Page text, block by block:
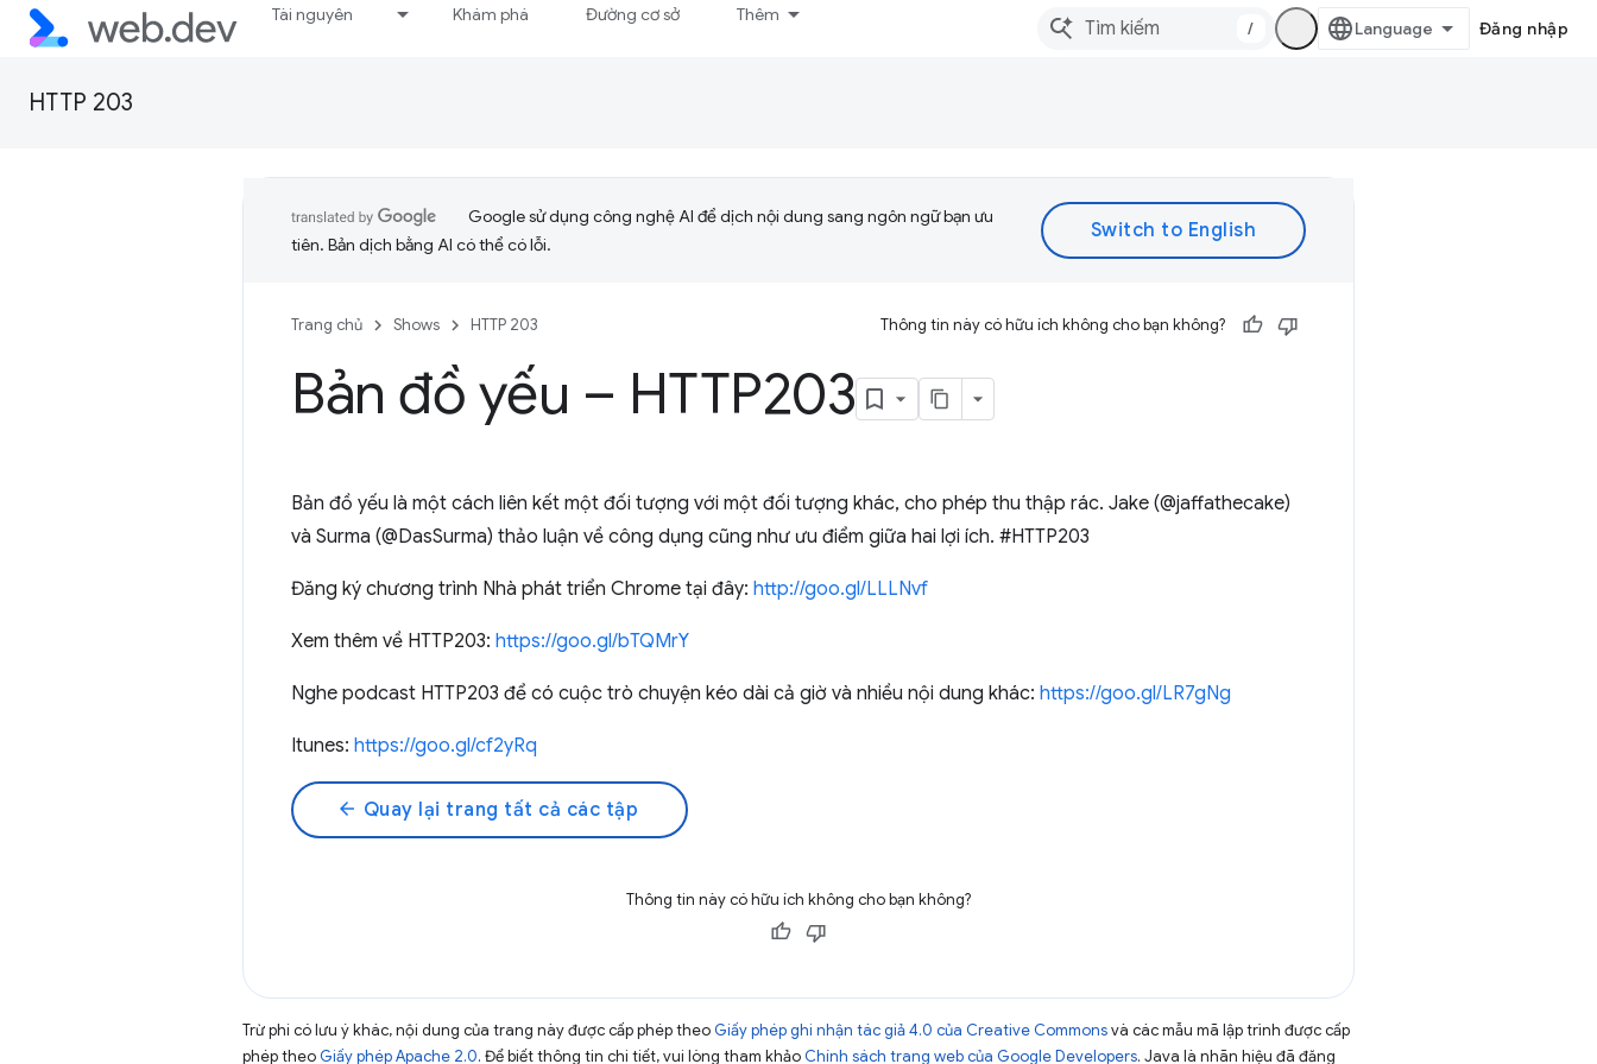
Tài nguyên Khám phá Đường cơ sở Thêm
/ Đăng nhập
HTTP 203
Google sử dụng công nghệ AI để dịch nội dung sang ngôn ngữ bạn ưu
tiên. Bản dịch bằng AI có thể có lỗi.
Trang chủ Shows HTTP 203 Thông tin này có hữu ích không cho bạn không?
Bản đồ yếu – HTTP203
Bản đồ yếu là một cách liên kết một đối tượng với một đối tượng khác, cho phép thu thập rác. Jake (@jaffathecake)
và Surma (@DasSurma) thảo luận về công dụng cũng như ưu điểm giữa hai lợi ích. #HTTP203
Đăng ký chương trình Nhà phát triển Chrome tại đây: http://goo.gl/LLLNvf
Xem thêm về HTTP203: https://goo.gl/bTQMrY
Nghe podcast HTTP203 để có cuộc trò chuyện kéo dài cả giờ và nhiều nội dung khác: https://goo.gl/LR7gNg
Itunes: https://goo.gl/cf2yRq
arrow_back Quay lại trang tất cả các tập
Thông tin này có hữu ích không cho bạn không?
Trừ phi có lưu ý khác, nội dung của trang này được cấp phép theo Giấy phép ghi nhận tác giả 4.0 của Creative Commonsvà các mẫu mã lập trình được cấp
phép theo Giấy phép Apache 2.0. Để biết thông tin chi tiết, vui lòng tham khảo Chính sách trang web của Google Developers. Java là nhãn hiệu đã đăng